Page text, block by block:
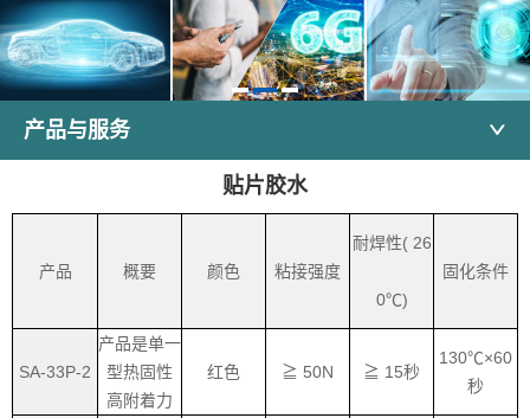
产品与服务
贴片胶水
产品 概要 颜色 粘接强度
耐焊性( 26
0℃)
固化条件
SA-33P-2
产品是单一
型热固性
高附着力
红色 ≧ 50N ≧ 15秒
130℃×60
秒